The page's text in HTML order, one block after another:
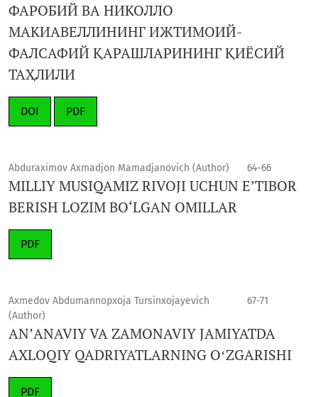
ФАРОБИЙ ВА НИКОЛЛО
МАКИАВЕЛЛИНИНГ ИЖТИМОИЙ-
ФАЛСАФИЙ ҚАРАШЛАРИНИНГ ҚИЁСИЙ
ТАҲЛИЛИ
DOI PDF
Abduraximov Axmadjon Mamadjanovich (Author) 64-66
MILLIY MUSIQAMIZ RIVOJI UCHUN E’TIBOR
BERISH LOZIM BO‘LGAN OMILLAR
PDF
Axmedov Abdumannopxoja Tursinxojayevich
(Author)
67-71
ANʼANAVIY VA ZAMONAVIY JAMIYATDA
AXLOQIY QADRIYATLARNING OʻZGARISHI
PDF